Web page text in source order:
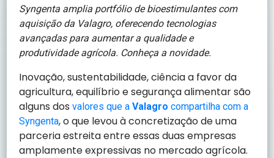
Syngenta amplia portfólio de bioestimulantes com
aquisição da Valagro, oferecendo tecnologias
avançadas para aumentar a qualidade e
produtividade agrícola. Conheça a novidade.
Inovação, sustentabilidade, ciência a favor da
agricultura, equilíbrio e segurança alimentar são
alguns dosvalores que aValagro compartilha com a
Syngenta, o que levou à concretização de uma
parceria estreita entre essas duas empresas
amplamente expressivas no mercado agrícola.